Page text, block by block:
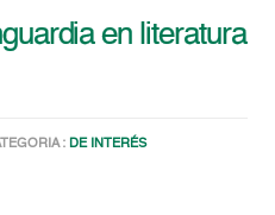
en literatura
:DE INTERÉS